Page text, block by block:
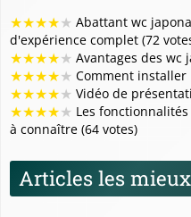
★★★★★ Abattant wc
d'expérience complet (72
★★★★★ Avantages des wc
★★★★★ Comment installer
★★★★★ Vidéo de
★★★★★ Les
à connaître (64 votes)
Articles les